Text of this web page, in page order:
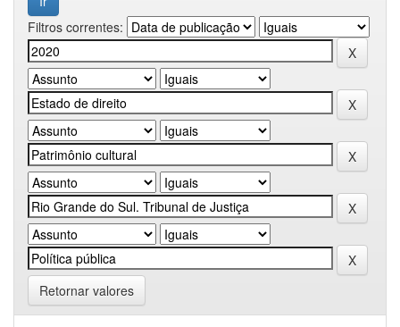
Filtros correntes:
Retornar valores